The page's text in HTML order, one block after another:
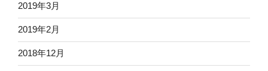
2019年3月
2019年2月
2018年12月